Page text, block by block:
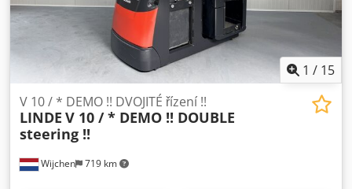
1 / 15
Wijchen 719 km
V 10 / * DEMO !! DVOJITÉ řízení !!
LINDE V 10 / * DEMO !! DOUBLE
steering !!